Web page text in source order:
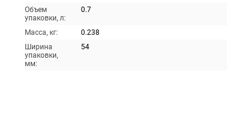
Объем
упаковки, л:
0.7
Масса, кг:
0.238
Ширина
упаковки,
мм:
54